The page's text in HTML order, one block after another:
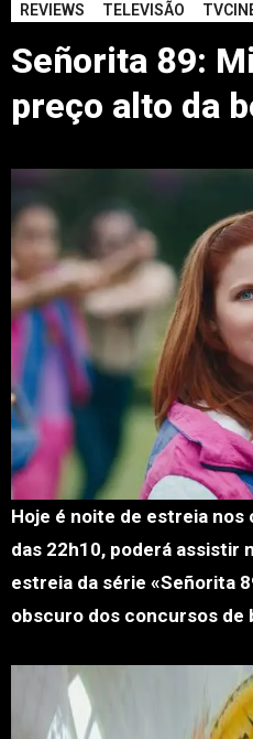
REVIEWS TELEVISÃO
Señorita 89:
preço alto da
Hoje é noite de estreia nos canais TV Cine. A partir
das 22h10, poderá assistir
estreia da série «Señorita
obscuro dos concursos de